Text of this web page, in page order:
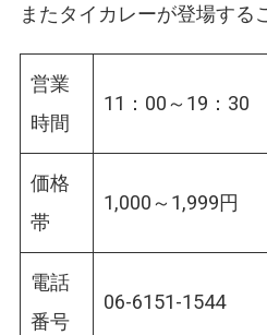
またタイカレーが登場する
営業
時間
11：00～19：30
価格
帯
1,000～1,999円
電話
番号
06-6151-1544